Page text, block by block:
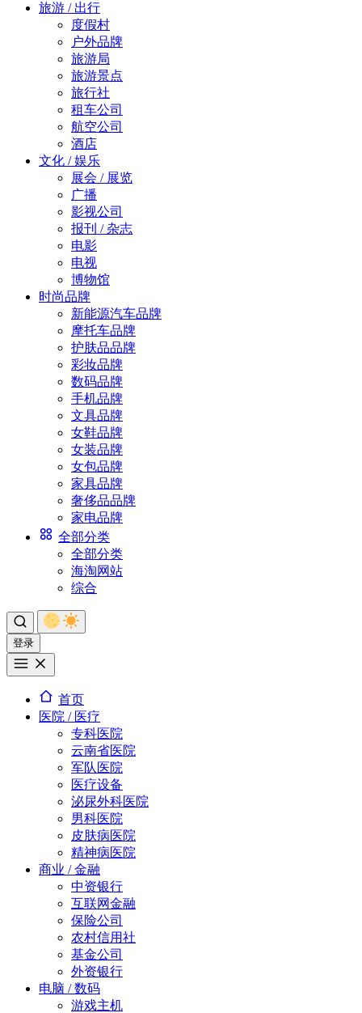
旅游 / 出行
度假村
户外品牌
旅游局
旅游景点
旅行社
租车公司
航空公司
酒店
文化 / 娱乐
展会 / 展览
广播
影视公司
报刊 / 杂志
电影
电视
博物馆
时尚品牌
新能源汽车品牌
摩托车品牌
护肤品品牌
彩妆品牌
数码品牌
手机品牌
文具品牌
女鞋品牌
女装品牌
女包品牌
家具品牌
奢侈品品牌
家电品牌
全部分类
全部分类
海淘网站
综合
登录
首页
医院 / 医疗
专科医院
云南省医院
军队医院
医疗设备
泌尿外科医院
男科医院
皮肤病医院
精神病医院
商业 / 金融
中资银行
互联网金融
保险公司
农村信用社
基金公司
外资银行
电脑 / 数码
游戏主机